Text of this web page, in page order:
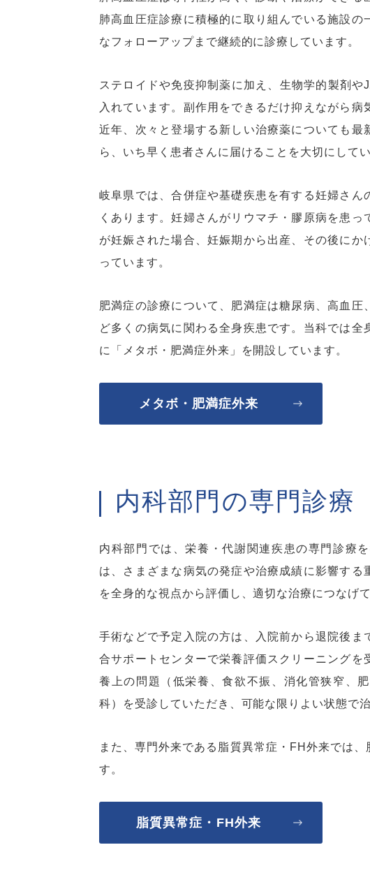
肺高血圧症診療に積極的に取り組んでいる施設
なフォローアップまで継続的に診療しています。
ステロイドや免疫抑制薬に加え、生物学的製剤
入れています。副作用をできるだけ抑えながら病
近年、次々と登場する新しい治療薬についても
ら、いち早く患者さんに届けることを大切にしてい
岐阜県では、合併症や基礎疾患を有する妊婦さ
くあります。妊婦さんがリウマチ・膠原病を患
が妊娠された場合、妊娠期から出産、その後に
っています。
肥満症の診療について、肥満症は糖尿病、高血
ど多くの病気に関わる全身疾患です。当科では
に「メタボ・肥満症外来」を開設しています。
メタボ・肥満症外来
内科部門の専門診療
内科部門では、栄養・代謝関連疾患の専門診療
は、さまざまな病気の発症や治療成績に影響す
を全身的な視点から評価し、適切な治療につなげて
手術などで予定入院の方は、入院前から退院後
合サポートセンターで栄養評価スクリーニング
養上の問題（低栄養、食欲不振、消化管狭窄、
科）を受診していただき、可能な限りよい状態で
また、専門外来である脂質異常症・ FH 外来では、
す。
脂質異常症・FH外来